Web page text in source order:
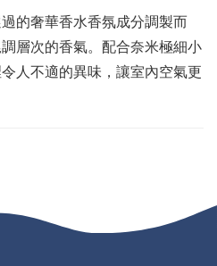
的奢華香水香氛成分調製而
層次的香氣。配合奈米極細小
人不適的異味，讓室內空氣更